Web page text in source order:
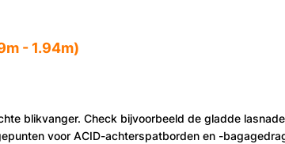
- 1.94m)
blikvanger. Check bijvoorbeeld de gladde
voor ACID-achterspatborden en -